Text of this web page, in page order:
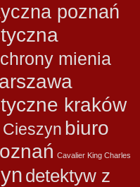
poznań
mienia
kraków
biuro
Cavalier King Charles
detektyw z